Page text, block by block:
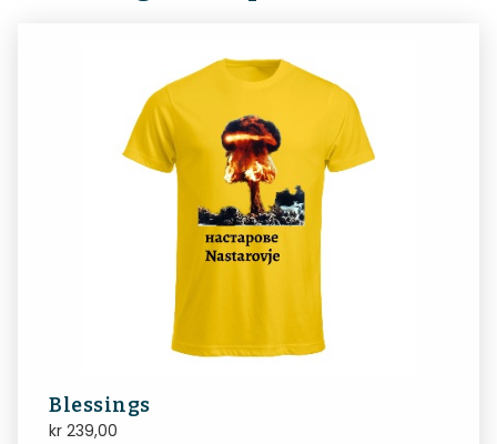
Blessings
kr 239,00